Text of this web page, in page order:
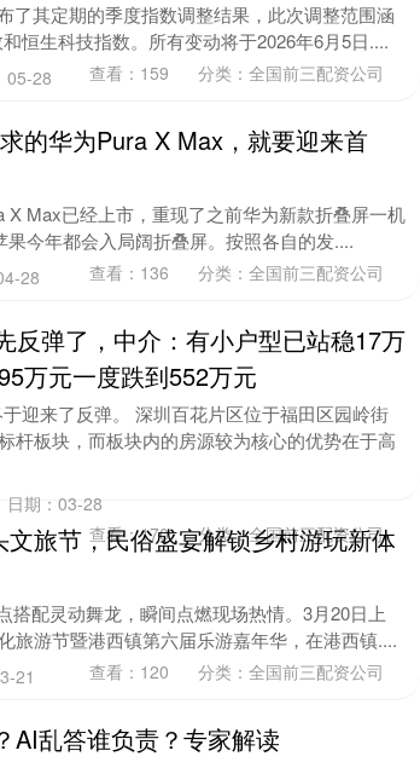
了其定期的季度指数调整结果，此次调整范围涵
恒生科技指数。所有变动将于2026年6月5日....
05-28 查看： 159 分类： 全国前三配资公司
的华为Pura X Max，就要迎来首
Max已经上市，重现了之前华为新款折叠屏一机
今年都会入局阔折叠屏。按照各自的发....
28 查看： 136 分类： 全国前三配资公司
反弹了，中介：有小户型已站稳17万
万元一度跌到552万元
迎来了反弹。 深圳百花片区位于福田区园岭街
杆板块，而板块内的房源较为核心的优势在于高
日期：03-28
查看：170 分类：全国前三配资公司
文旅节，民俗盛宴解锁乡村游玩新体
搭配灵动舞龙，瞬间点燃现场热情。3月20日上
旅游节暨港西镇第六届乐游嘉年华，在港西镇....
21 查看： 120 分类： 全国前三配资公司
AI乱答谁负责？专家解读
沪深300 4694.44 43.13 0.93%